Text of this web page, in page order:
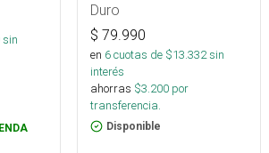
sin
Duro
$ 79.990
en 6cuotas de $13.332sin
interés
ahorras $3.200 por
transferencia.
Disponible